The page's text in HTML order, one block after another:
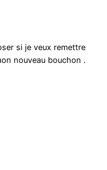
si je veux remettre
nouveau bouchon .